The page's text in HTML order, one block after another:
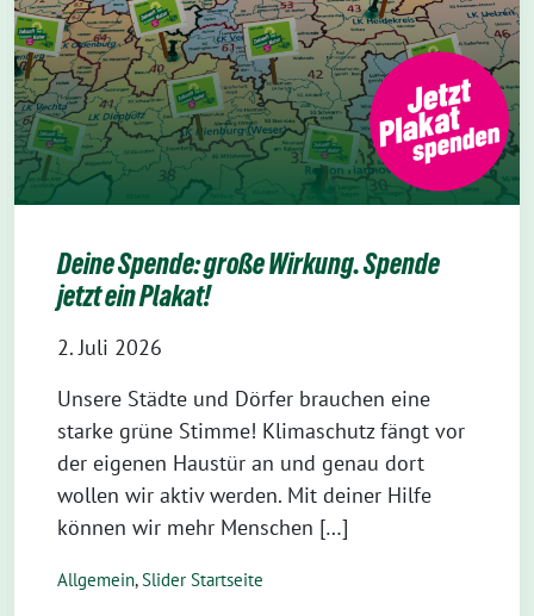
Deine Spende: große Wirkung. Spende
jetzt ein Plakat!
2. Juli 2026
Unsere Städte und Dörfer brauchen eine
starke grüne Stimme! Klimaschutz fängt vor
der eigenen Haustür an und genau dort
wollen wir aktiv werden. Mit deiner Hilfe
können wir mehr Menschen […]
Allgemein,Slider Startseite